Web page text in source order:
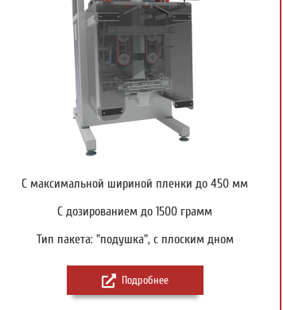
С максимальной шириной пленки до 450 мм
С дозированием до 1500 грамм
Тип пакета: "подушка", с плоским дном
Подробнее